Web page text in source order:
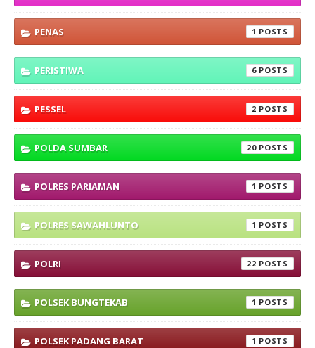
PENAS 1
PERISTIWA 6
PESSEL 2
POLDA SUMBAR 20
POLRES PARIAMAN 1
POLRES SAWAHLUNTO 1
POLRI 22
POLSEK BUNGTEKAB 1
POLSEK PADANG BARAT 1